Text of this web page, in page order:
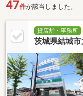
47件が該当しました。
貸店舗・事務所
茨城県結城